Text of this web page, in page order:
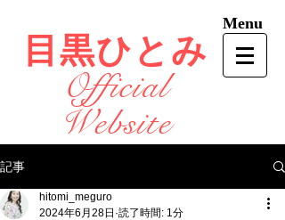
Menu
目黒ひとみ
Official
Website
記事
hitomi_meguro
2024年6月28日 読了時間: 1分